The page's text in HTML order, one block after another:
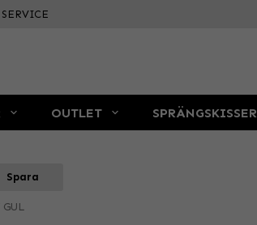
OUTLET SPRÄNGSKISSER
Spara